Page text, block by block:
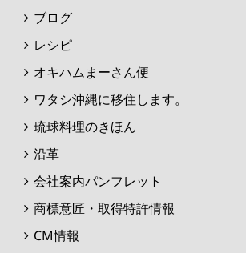
ブログ
レシピ
オキハムまーさん便
ワタシ沖縄に移住します。
琉球料理のきほん
沿革
会社案内パンフレット
商標意匠・取得特許情報
CM情報